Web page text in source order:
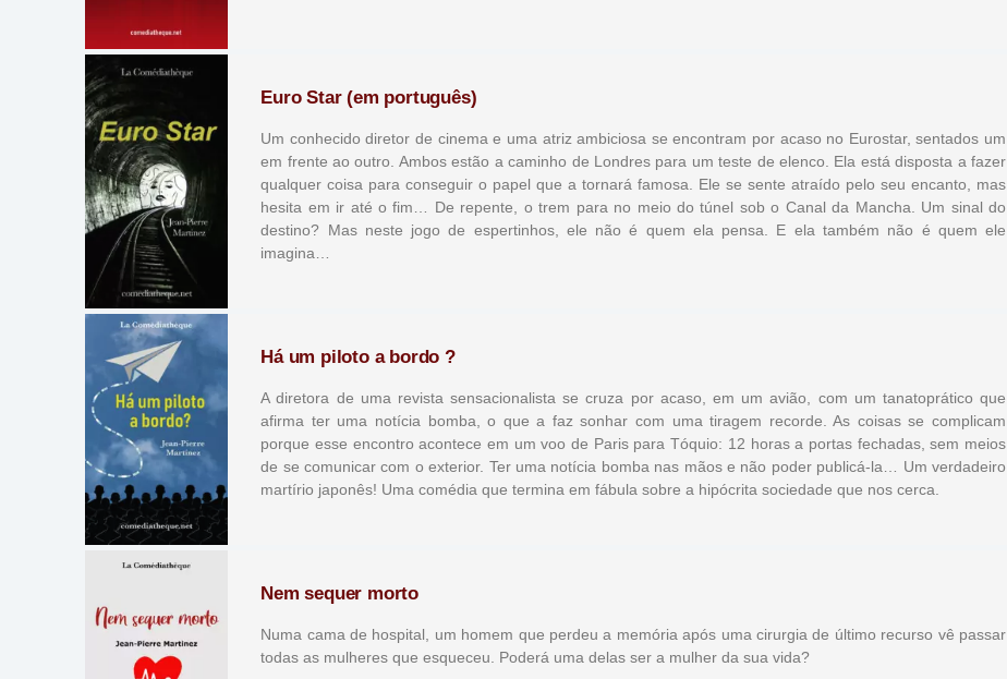
Euro Star (em português)
Um conhecido diretor de cinema e uma atriz ambiciosa se encontram por acaso no Eurostar, sentados um
em frente ao outro. Ambos estão a caminho de Londres para um teste de elenco. Ela está disposta a fazer
qualquer coisa para conseguir o papel que a tornará famosa. Ele se sente atraído pelo seu encanto, mas
hesita em ir até o fim… De repente, o trem para no meio do túnel sob o Canal da Mancha. Um sinal do
destino? Mas neste jogo de espertinhos, ele não é quem ela pensa. E ela também não é quem ele
imagina…
Há um piloto a bordo ?
A diretora de uma revista sensacionalista se cruza por acaso, em um avião, com um tanatoprático que
afirma ter uma notícia bomba, o que a faz sonhar com uma tiragem recorde. As coisas se complicam
porque esse encontro acontece em um voo de Paris para Tóquio: 12 horas a portas fechadas, sem meios
de se comunicar com o exterior. Ter uma notícia bomba nas mãos e não poder publicá-la… Um verdadeiro
martírio japonês! Uma comédia que termina em fábula sobre a hipócrita sociedade que nos cerca.
Nem sequer morto
Numa cama de hospital, um homem que perdeu a memória após uma cirurgia de último recurso vê passar
todas as mulheres que esqueceu. Poderá uma delas ser a mulher da sua vida?